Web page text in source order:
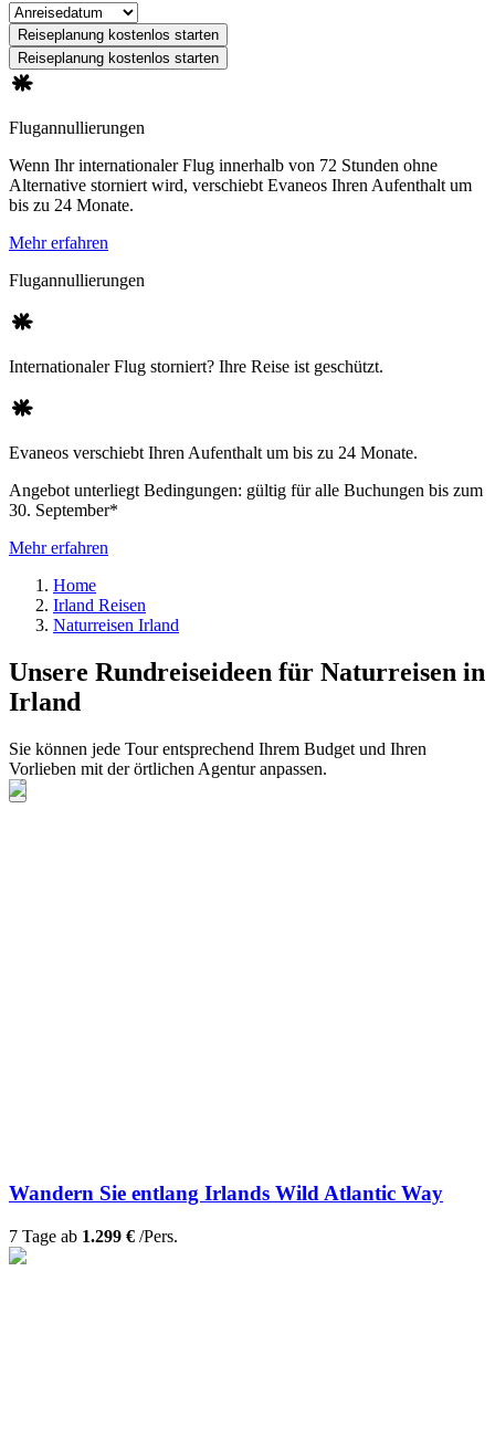
Reiseplanung kostenlos starten
Reiseplanung kostenlos starten
Flugannullierungen
Wenn Ihr internationaler Flug innerhalb von 72 Stunden ohne
Alternative storniert wird, verschiebt Evaneos Ihren Aufenthalt um
bis zu 24 Monate.
Mehr erfahren
Flugannullierungen
Internationaler Flug storniert? Ihre Reise ist geschützt.
Evaneos verschiebt Ihren Aufenthalt um bis zu 24 Monate.
Angebot unterliegt Bedingungen: gültig für alle Buchungen bis zum
30. September*
Mehr erfahren
Home
Irland Reisen
Naturreisen Irland
Unsere Rundreiseideen für Naturreisen in
Irland
Sie können jede Tour entsprechend Ihrem Budget und Ihren
Vorlieben mit der örtlichen Agentur anpassen.
Wandern Sie entlang Irlands Wild Atlantic Way
7 Tage ab 1.299 € /Pers.